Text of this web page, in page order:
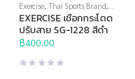
Exercise, Thai Sports Brand,
อุปกรณ์บริหารกาย,เชือก
กระโดด
EXERCISE เชือกกระโดด
ปรับสาย SG-1228 สีดำ
฿400.00